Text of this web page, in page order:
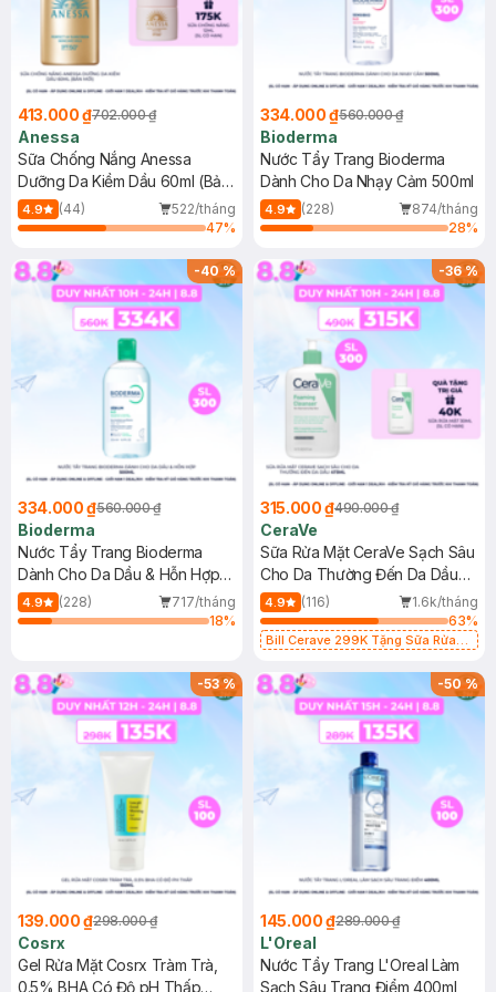
413.000 ₫702.000 ₫
Anessa
Sữa Chống Nắng Anessa
Dưỡng Da Kiềm Dầu 60ml (Bản
Mới)
4.9 (44)
522/tháng
47%
334.000 ₫560.000 ₫
Bioderma
Nước Tẩy Trang Bioderma
Dành Cho Da Nhạy Cảm 500ml
4.9 (228)
874/tháng
28%
-40%
334.000 ₫560.000 ₫
Bioderma
Nước Tẩy Trang Bioderma
Dành Cho Da Dầu & Hỗn Hợp
500ml
4.9 (228)
717/tháng
18%
-36%
315.000 ₫490.000 ₫
CeraVe
Sữa Rửa Mặt CeraVe Sạch Sâu
Cho Da Thường Đến Da Dầu
473ml
4.9 (116)
1.6k/tháng
63%
Bill Cerave 299K Tặng Sữa Rửa
-53%
139.000 ₫298.000 ₫
Cosrx
Gel Rửa Mặt Cosrx Tràm Trà,
0.5% BHA Có Độ pH Thấp
-50%
145.000 ₫289.000 ₫
L'Oreal
Nước Tẩy Trang L'Oreal Làm
Sạch Sâu Trang Điểm 400ml